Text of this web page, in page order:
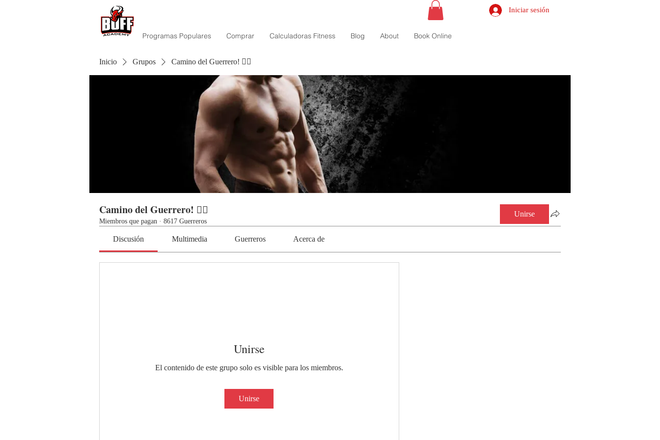
Iniciar sesión
Programas Populares Comprar Calculadoras Fitness Blog About Book Online
Inicio Grupos Camino del Guerrero! 🏃‍♀️
Camino del Guerrero! 🏃‍♀️
Miembros que pagan · 8617 Guerreros
Unirse
Discusión Multimedia Guerreros Acerca de
Unirse
El contenido de este grupo solo es visible para los miembros.
Unirse